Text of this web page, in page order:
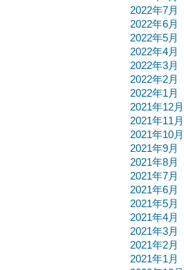
2022年7月
2022年6月
2022年5月
2022年4月
2022年3月
2022年2月
2022年1月
2021年12月
2021年11月
2021年10月
2021年9月
2021年8月
2021年7月
2021年6月
2021年5月
2021年4月
2021年3月
2021年2月
2021年1月